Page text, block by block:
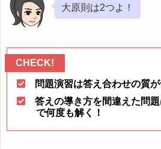
大原則は2つよ！
問題演習は答え合わせの質が
答えの導き方を間違えた問
で何度も解く！